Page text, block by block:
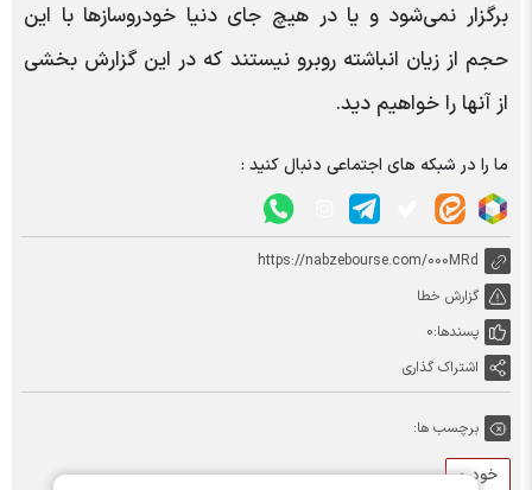
برگزار نمی‌شود و یا در هیچ جای دنیا خودروساز‌ها با این
حجم از زیان انباشته روبرو نیستند که در این گزارش بخشی
از آنها را خواهیم دید.
ما را در شبکه های اجتماعی دنبال کنید :
https://nabzebourse.com/000MRd
گزارش خطا
پسندها:0
اشتراک گذاری
برچسب ها:
خودرو